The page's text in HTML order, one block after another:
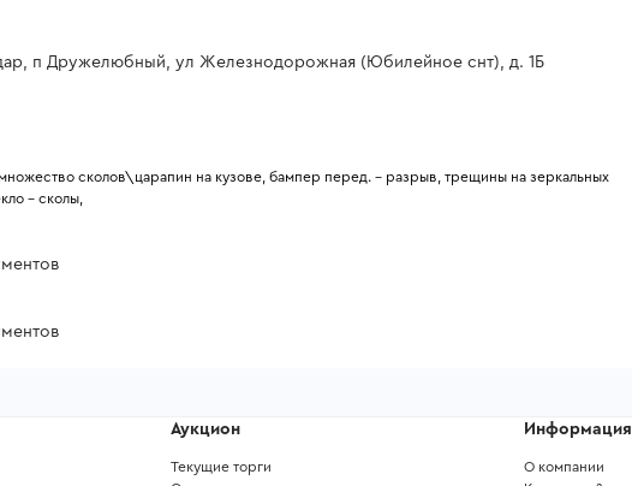
п Дружелюбный, ул Железнодорожная (Юбилейное снт), д. 1Б
сколов\царапин на кузове, бампер перед. - разрыв, трещины на зеркальных
- сколы,
Аукцион
Текущие торги
Информация
О компании